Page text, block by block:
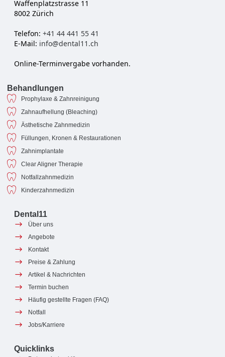
Waffenplatzstrasse 11
8002 Zürich
Telefon: +41 44 441 55 41
E-Mail: info@dental11.ch
Online-Terminvergabe vorhanden.
Behandlungen
Prophylaxe & Zahnreinigung
Zahnaufhellung (Bleaching)
Ästhetische Zahnmedizin
Füllungen, Kronen & Restaurationen
Zahnimplantate
Clear Aligner Therapie
Notfallzahnmedizin
Kinderzahnmedizin
Dental11
Über uns
Angebote
Kontakt
Preise & Zahlung
Artikel & Nachrichten
Termin buchen
Häufig gestellte Fragen (FAQ)
Notfall
Jobs/Karriere
Quicklinks